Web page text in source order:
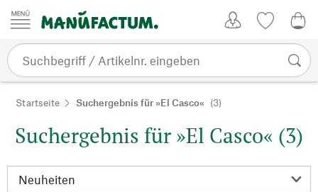
Zum Inhalt springen
Startseite Suchergebnis für »El Casco« (3)
Suchergebnis für »El Casco« (3)